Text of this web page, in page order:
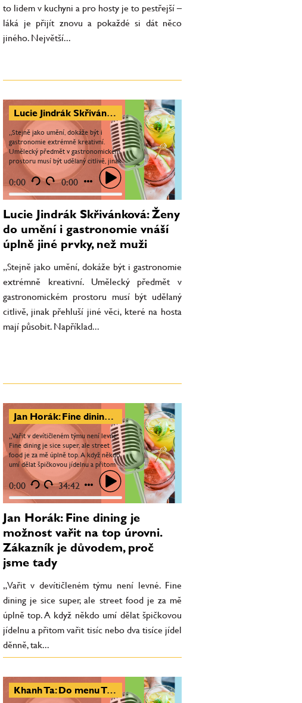
to lidem v kuchyni a pro hosty je to pestřejší –
láká je přijít znovu a pokaždé si dát něco
jiného. Největší...
Lucie Jindrák Skřivánková: Ženy do umění i gastronomie vnáší úplně jiné prvky, než muži
„Stejně jako umění, dokáže být i
gastronomie extrémně kreativní.
Umělecký předmět v gastronomickém
prostoru musí být udělaný citlivě, jinak
přehluší jiné věci, které na hosta mají
působit. Například...
0:00 0:00
Lucie Jindrák Skřivánková: Ženy
do umění i gastronomie vnáší
úplně jiné prvky, než muži
„Stejně jako umění, dokáže být i gastronomie
extrémně kreativní. Umělecký předmět v
gastronomickém prostoru musí být udělaný
citlivě, jinak přehluší jiné věci, které na hosta
mají působit. Například...
Jan Horák: Fine dining je možnost vařit na top úrovni. Zákazník je důvodem, proč jsme tady
„Vařit v devítičleném týmu není levné.
Fine dining je sice super, ale street
food je za mě úplně top. A když někdo
umí dělat špičkovou jídelnu a přitom
vařit tisíc nebo dva tisíce jídel děnně,
tak...
0:00 34:42
Jan Horák: Fine dining je
možnost vařit na top úrovni.
Zákazník je důvodem, proč
jsme tady
„Vařit v devítičleném týmu není levné. Fine
dining je sice super, ale street food je za mě
úplně top. A když někdo umí dělat špičkovou
jídelnu a přitom vařit tisíc nebo dva tisíce jídel
děnně, tak...
Khanh Ta: Do menu Tara přepisuji vzpomínky z dětství. Sapa by jednou mohla vypadat jako Manifesto market